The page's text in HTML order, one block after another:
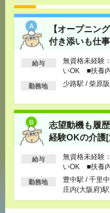
【オープニン
付き添いも仕
給与
無資格未経験
いOK ■扶養
以上
勤務地 少路駅 / 柴原
志望動機も履
経験OKの介護
給与
無資格未経験
いOK ■扶養
以上
勤務地
豊中駅 / 千里
庄内(大阪府)駅
メールで送る
シェア
あなたの閲